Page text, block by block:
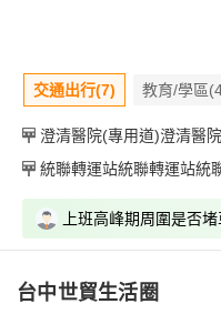
交通出行(7) 教育/學區
澄清醫院(專用道)澄清醫院(專
統聯轉運站統聯轉運站統
上班高峰期周圍是否堵
台中世貿生活圈